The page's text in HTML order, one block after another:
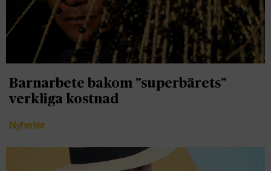
Barnarbete bakom ”superbärets”
verkliga kostnad
Nyheter